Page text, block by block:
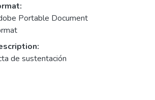
Portable Document
de sustentación